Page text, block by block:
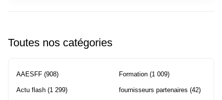
Toutes nos catégories
AAESFF (908)
Actu flash (1 299)
Formation (1 009)
fournisseurs partenaires (42)